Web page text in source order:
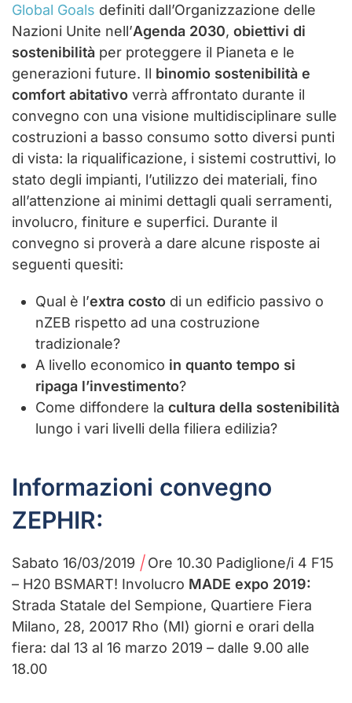
Global Goals definiti dall’Organizzazione delle
Nazioni Unite nell’Agenda 2030, obiettivi di
sostenibilità per proteggere il Pianeta e le
generazioni future. Il binomio sostenibilità e
comfort abitativo verrà affrontato durante il
convegno con una visione multidisciplinare sulle
costruzioni a basso consumo sotto diversi punti
di vista: la riqualificazione, i sistemi costruttivi, lo
stato degli impianti, l’utilizzo dei materiali, fino
all’attenzione ai minimi dettagli quali serramenti,
involucro, finiture e superfici. Durante il
convegno si proverà a dare alcune risposte ai
seguenti quesiti:
Qual è l’extra costo di un edificio passivo o
nZEB rispetto ad una costruzione
tradizionale?
A livello economico in quanto tempo si
ripaga l’investimento?
Come diffondere la cultura della sostenibilità
lungo i vari livelli della filiera edilizia?
Informazioni convegno
ZEPHIR:
Sabato 16/03/2019 |Ore 10.30 Padiglione/i 4 F15
– H20 BSMART! Involucro MADE expo 2019:
Strada Statale del Sempione, Quartiere Fiera
Milano, 28, 20017 Rho (MI) giorni e orari della
fiera: dal 13 al 16 marzo 2019 – dalle 9.00 alle
18.00